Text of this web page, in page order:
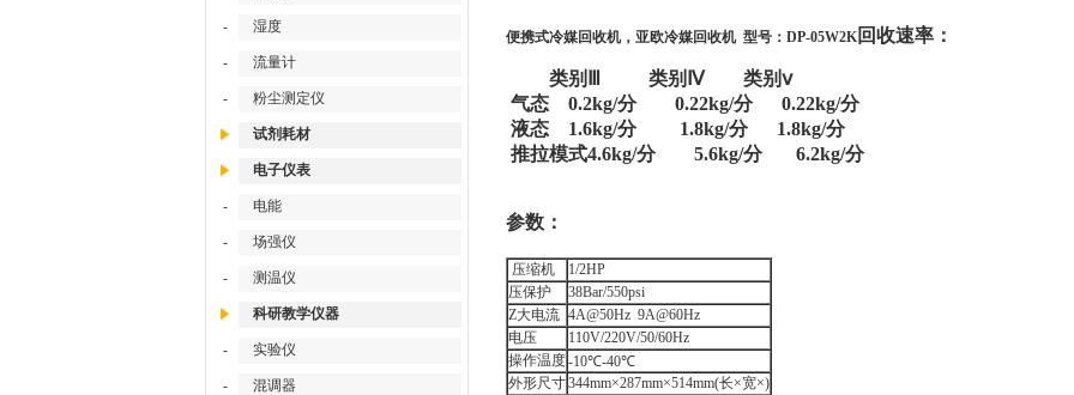
- 湿度
- 流量计
- 粉尘测定仪
试剂耗材
电子仪表
- 电能
- 场强仪
- 测温仪
科研教学仪器
- 实验仪
- 混调器
便携式冷媒回收机，亚欧冷媒回收机 型号：DP-05W2K回收速率：
类别Ⅲ 类别Ⅳ 类别ⅴ
气态 0.2kg/分 0.22kg/分 0.22kg/分
液态 1.6kg/分 1.8kg/分 1.8kg/分
推拉模式4.6kg/分 5.6kg/分 6.2kg/分
参数：
压缩机
1/2HP
压保护
38Bar/550psi
Z大电流 4A@50Hz 9A@60Hz
电压
110V/220V/50/60Hz
操作温度-10℃-40℃
外形尺寸344mm×287mm×514mm(长×宽×)